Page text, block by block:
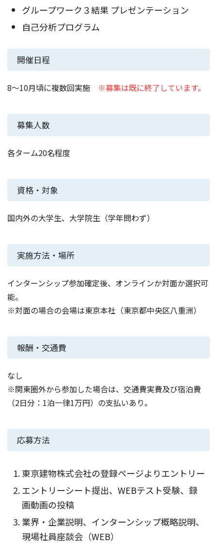
グループワーク３結果 プレゼンテーション
自己分析プログラム
開催日程
8～10月頃に複数回実施 ※募集は既に終了しています。
募集人数
各ターム20名程度
資格・対象
国内外の大学生、大学院生（学年問わず）
実施方法・場所
インターンシップ参加確定後、オンラインか対面か選択可
能。
※対面の場合の会場は東京本社（東京都中央区八重洲）
報酬・交通費
なし
※関東圏外から参加した場合は、交通費実費及び宿泊費
（2日分：1泊一律1万円）の支払いあり。
応募方法
東京建物株式会社の登録ページよりエントリー
エントリーシート提出、WEBテスト受験、録
画動画の投稿
業界・企業説明、インターンシップ概略説明、
現場社員座談会（WEB）